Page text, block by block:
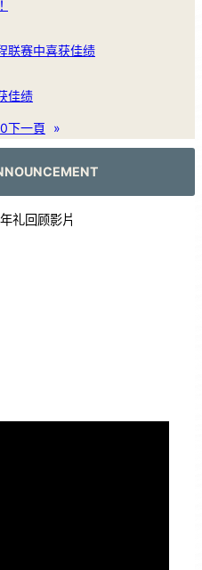
联赛中喜获佳绩
佳绩
下一頁 »
礼回顾影片